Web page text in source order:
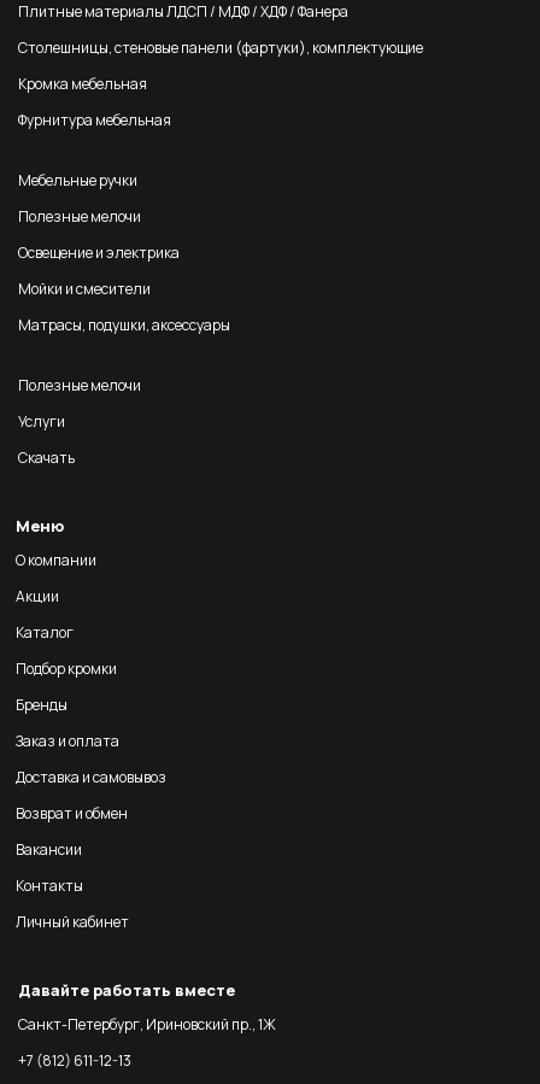
Плитные материалы ЛДСП / МДФ / ХДФ / Фанера
Столешницы, стеновые панели (фартуки), комплектующие
Кромка мебельная
Фурнитура мебельная
Мебельные ручки
Полезные мелочи
Освещение и электрика
Мойки и смесители
Матрасы, подушки, аксессуары
Полезные мелочи
Услуги
Скачать
Меню
О компании
Акции
Каталог
Подбор кромки
Бренды
Заказ и оплата
Доставка и самовывоз
Возврат и обмен
Вакансии
Контакты
Личный кабинет
Давайте работать вместе
Санкт-Петербург, Ириновский пр., 1Ж
+7 (812) 611-12-13